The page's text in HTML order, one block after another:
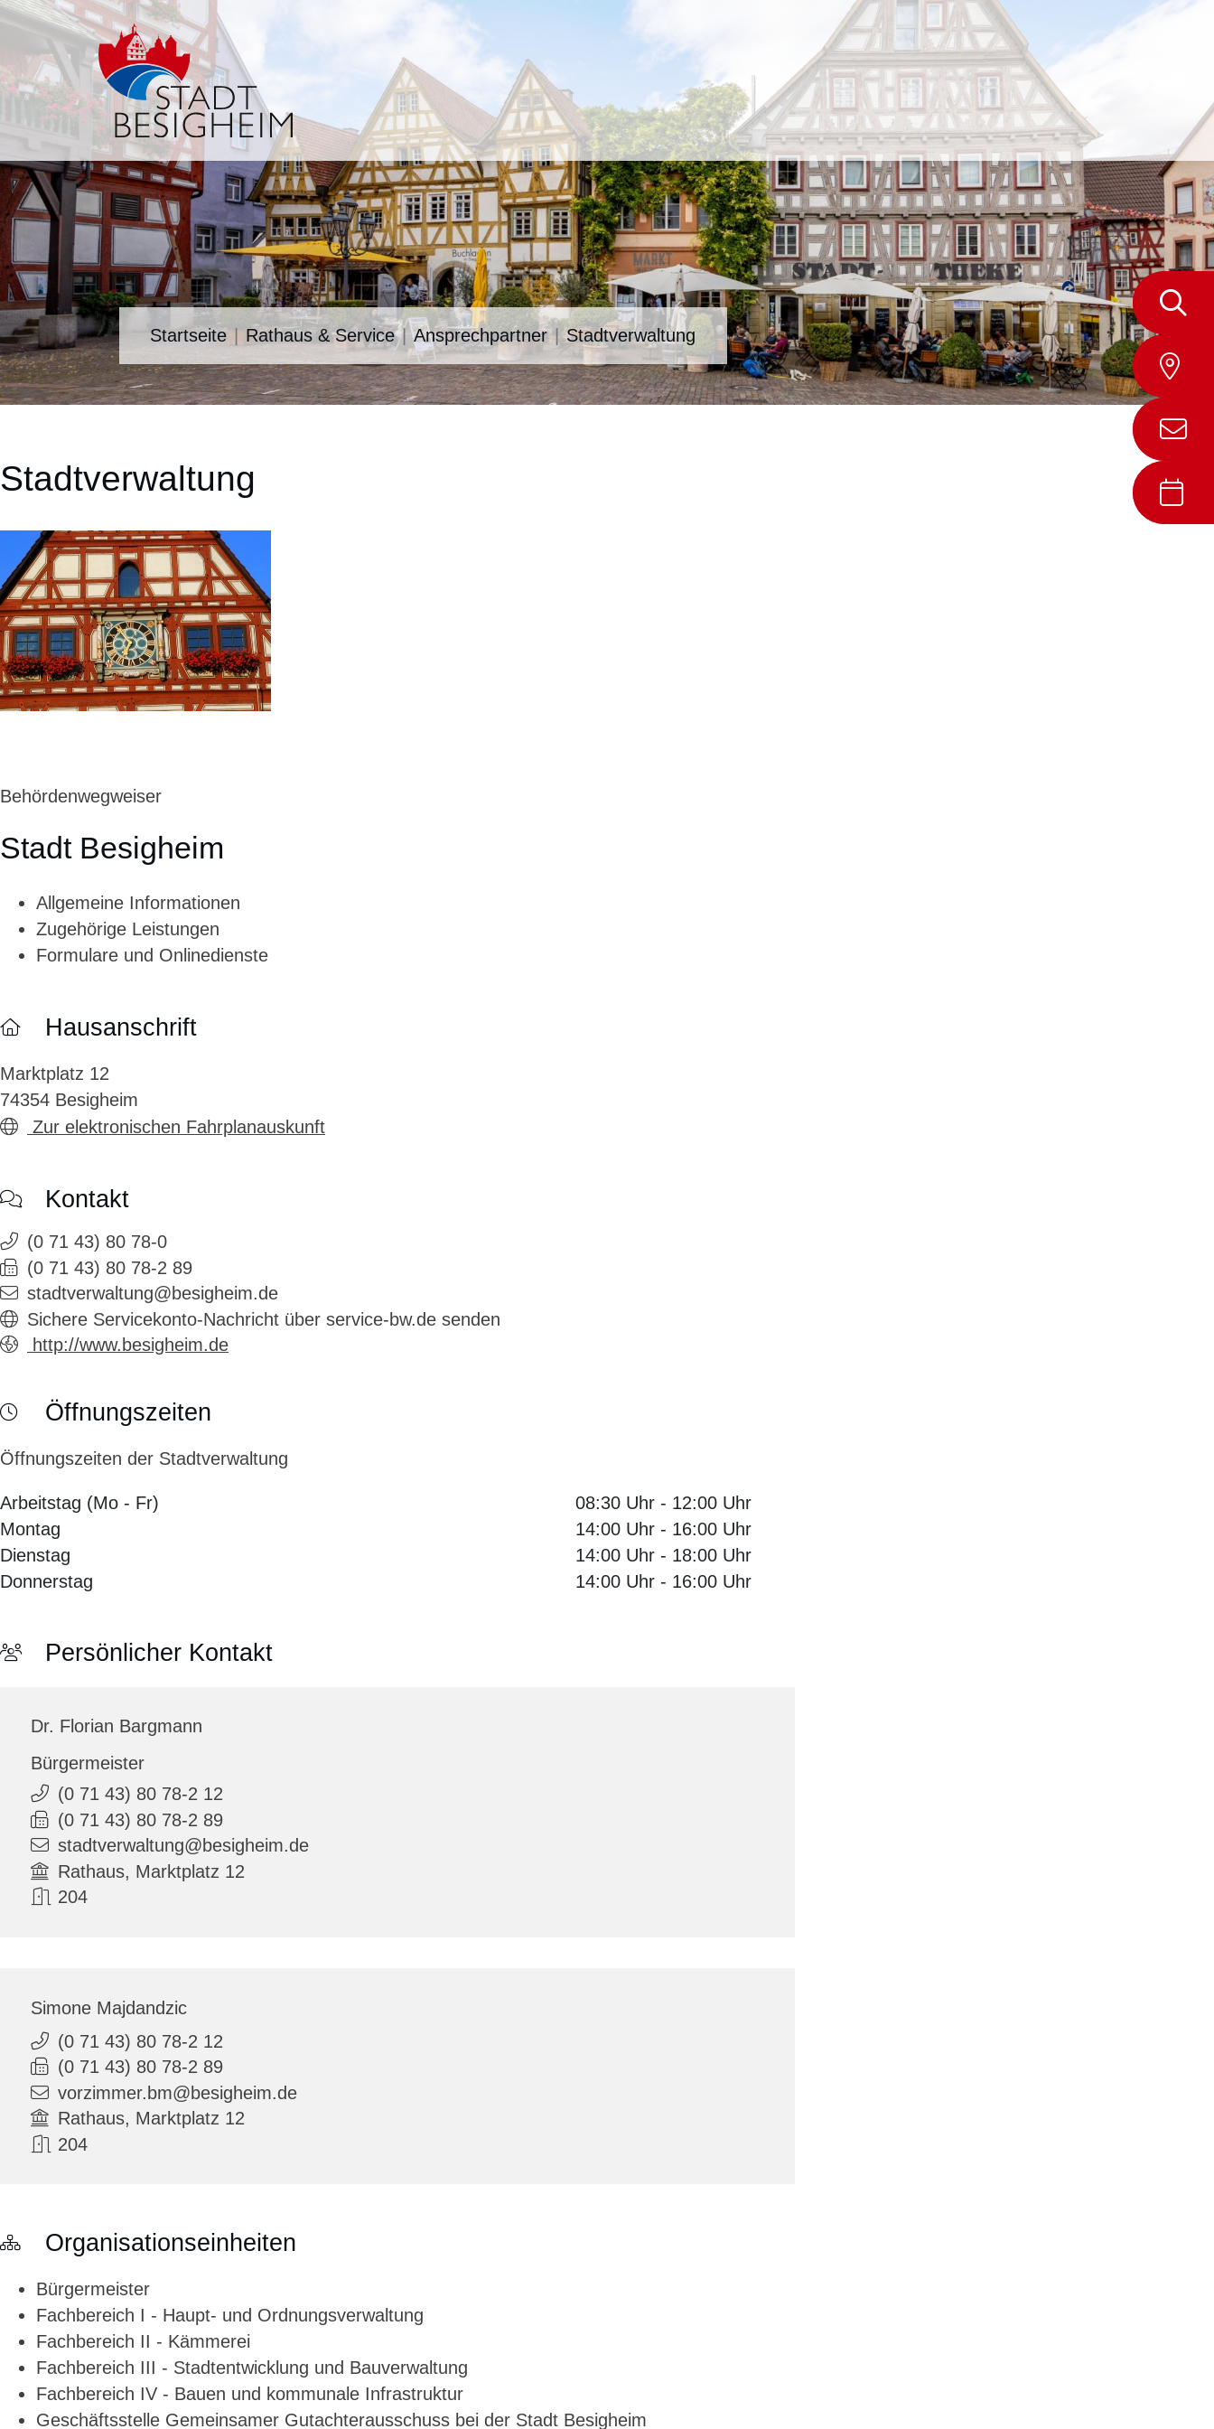
Startseite Rathaus & Service Ansprechpartner Stadtverwaltung
Stadtverwaltung
Behördenwegweiser
Stadt Besigheim
Allgemeine Informationen
Zugehörige Leistungen
Formulare und Onlinedienste
Hausanschrift
Marktplatz 12
74354 Besigheim
Zur elektronischen Fahrplanauskunft
Kontakt
(0 71 43) 80 78-0
(0 71 43) 80 78-2 89
stadtverwaltung@besigheim.de
Sichere Servicekonto-Nachricht über service-bw.de senden
http://www.besigheim.de
Öffnungszeiten
Öffnungszeiten der Stadtverwaltung
Arbeitstag (Mo - Fr) 08:30 Uhr - 12:00 Uhr
Montag
14:00 Uhr - 16:00 Uhr
Dienstag
14:00 Uhr - 18:00 Uhr
Donnerstag
14:00 Uhr - 16:00 Uhr
Persönlicher Kontakt
Dr. Florian Bargmann
Bürgermeister
(0 71 43) 80 78-2 12
(0 71 43) 80 78-2 89
stadtverwaltung@besigheim.de
Rathaus, Marktplatz 12
204
Simone Majdandzic
(0 71 43) 80 78-2 12
(0 71 43) 80 78-2 89
vorzimmer.bm@besigheim.de
Rathaus, Marktplatz 12
204
Organisationseinheiten
Bürgermeister
Fachbereich I - Haupt- und Ordnungsverwaltung
Fachbereich II - Kämmerei
Fachbereich III - Stadtentwicklung und Bauverwaltung
Fachbereich IV - Bauen und kommunale Infrastruktur
Geschäftsstelle Gemeinsamer Gutachterausschuss bei der Stadt Besigheim